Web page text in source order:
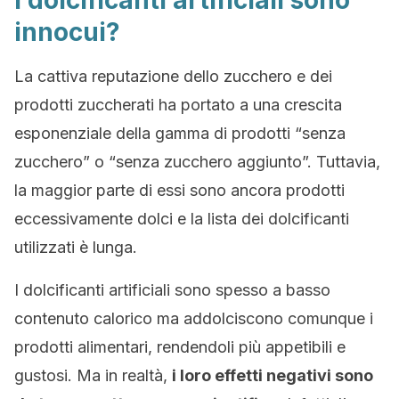
innocui?
La cattiva reputazione dello zucchero e dei
prodotti zuccherati ha portato a una crescita
esponenziale della gamma di prodotti “senza
zucchero” o “senza zucchero aggiunto”. Tuttavia,
la maggior parte di essi sono ancora prodotti
eccessivamente dolci e la lista dei dolcificanti
utilizzati è lunga.
I dolcificanti artificiali sono spesso a basso
contenuto calorico ma addolciscono comunque i
prodotti alimentari, rendendoli più appetibili e
gustosi. Ma in realtà, i loro effetti negativi sono